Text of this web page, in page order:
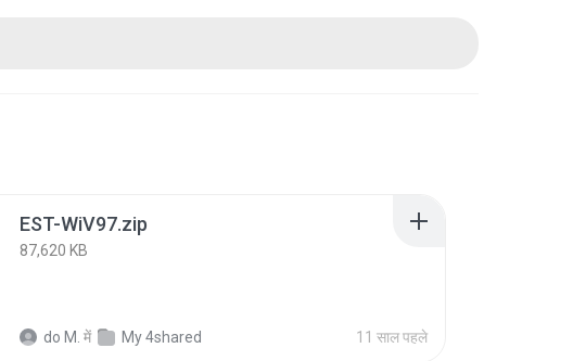
EST-WiV97.zip
87,620 KB
do M. में My 4shared 11 साल पहले